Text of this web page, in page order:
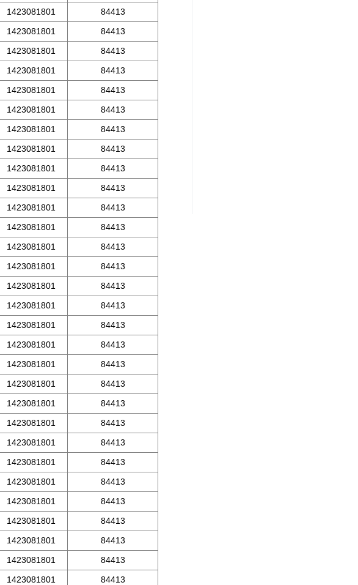
1423081801
84413
1423081801
84413
1423081801
84413
1423081801
84413
1423081801
84413
1423081801
84413
1423081801
84413
1423081801
84413
1423081801
84413
1423081801
84413
1423081801
84413
1423081801
84413
1423081801
84413
1423081801
84413
1423081801
84413
1423081801
84413
1423081801
84413
1423081801
84413
1423081801
84413
1423081801
84413
1423081801
84413
1423081801
84413
1423081801
84413
1423081801
84413
1423081801
84413
1423081801
84413
1423081801
84413
1423081801
84413
1423081801
84413
1423081801
84413